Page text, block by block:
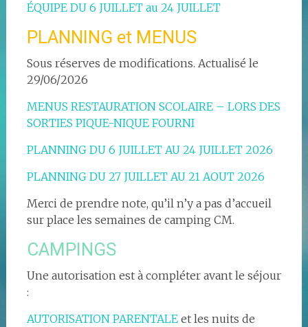
ÉQUIPE DU 6 JUILLET au 24 JUILLET
PLANNING et MENUS
Sous réserves de modifications. Actualisé le
29/06/2026
MENUS RESTAURATION SCOLAIRE – LORS DES
SORTIES PIQUE-NIQUE FOURNI
PLANNING DU 6 JUILLET AU 24 JUILLET 2026
PLANNING DU 27 JUILLET AU 21 AOUT 2026
Merci de prendre note, qu’il n’y a pas d’accueil
sur place les semaines de camping CM.
CAMPINGS
Une autorisation est à compléter avant le séjour
:
AUTORISATION PARENTALEet les nuits de